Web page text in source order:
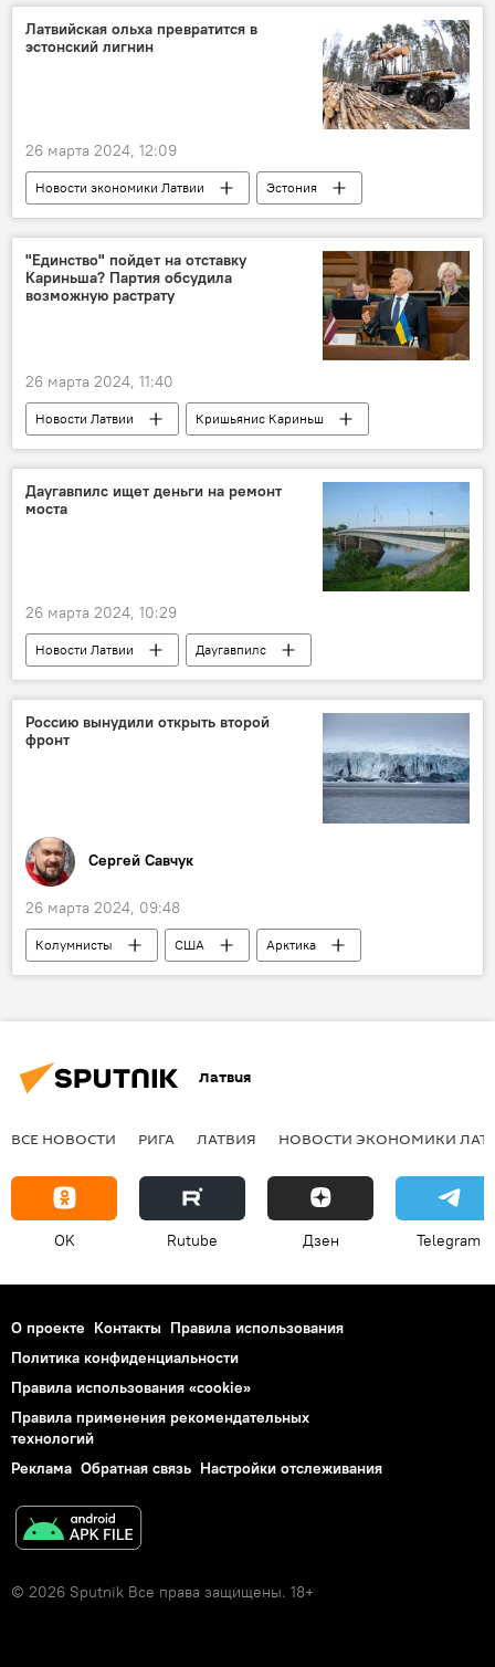
Латвийская ольха превратится в
эстонский лигнин
26 марта 2024, 12:09
Новости экономики Латвии
Эстония
завод
древесина
"Единство" пойдет на отставку
Кариньша? Партия обсудила
возможную растрату
26 марта 2024, 11:40
Новости Латвии
Кришьянис Кариньш
Эвика Силиня
"Новое Единство"
Генеральная прокуратура
Даугавпилс ищет деньги на ремонт
моста
26 марта 2024, 10:29
Новости Латвии
Даугавпилс
Эх, дороги
мост
Министерство сообщения
Министерство умного управления и регионального развития
Россию вынудили открыть второй
фронт
Сергей Савчук
26 марта 2024, 09:48
Колумнисты США
Арктика
Россия
Латвия
ВСЕ НОВОСТИ РИГА ЛАТВИЯ НОВОСТИ ЭКОНОМИКИ
OK Rutube Дзен Telegram
О проекте Контакты Правила использования
Политика конфиденциальности
Правила использования «cookie»
Правила применения рекомендательных
технологий
Реклама Обратная связь Настройки отслеживания
© 2026 Sputnik Все права защищены. 18+